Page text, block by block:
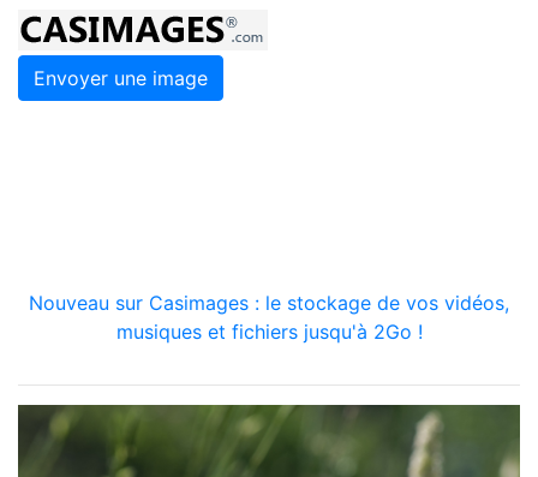
Envoyer une image
Nouveau sur Casimages : le stockage de vos vidéos,
musiques et fichiers jusqu'à 2Go !